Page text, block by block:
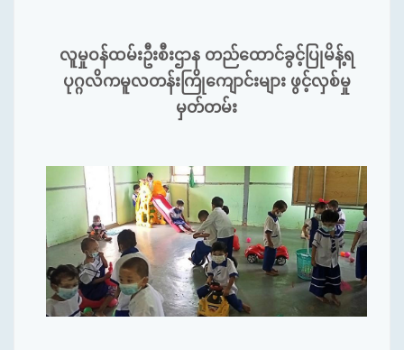
လူမှုဝန်ထမ်းဦးစီးဌာန တည်ထောင်ခွင့်ပြုမိန့်ရ
ပုဂ္ဂလိကမူလတန်းကြိုကျောင်းများ ဖွင့်လှစ်မှု
မှတ်တမ်း